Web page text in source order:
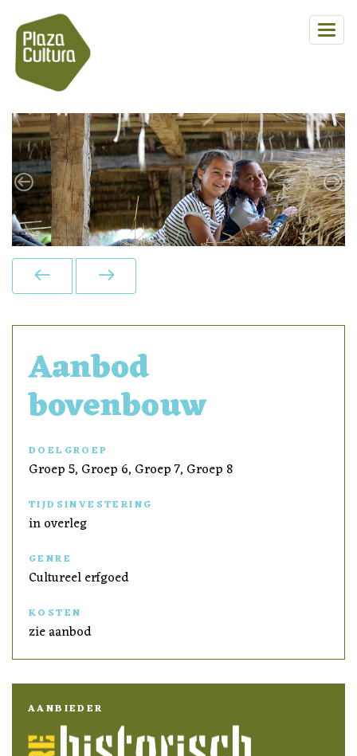
Previous Next
Aanbod
bovenbouw
DOELGROEP
Groep 5, Groep 6, Groep 7, Groep 8
TIJDSINVESTERING
in overleg
GENRE
Cultureel erfgoed
KOSTEN
zie aanbod
AANBIEDER